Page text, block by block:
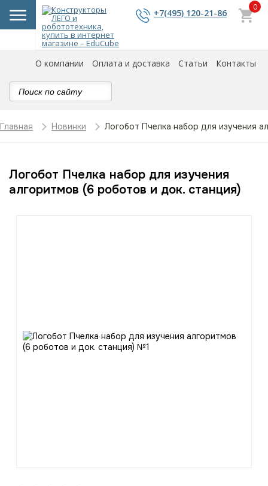
+7(495) 120-21-86
0
О компании Оплата и доставка Статьи Контакты
Главная Новинки Логобот Пчелка набор для изучения
Логобот Пчелка набор для изучения
алгоритмов (6 роботов и док. станция)